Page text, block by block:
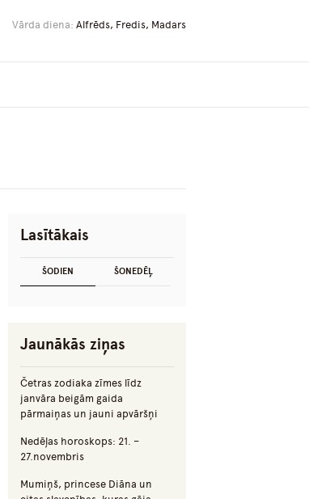
Vārda diena: Alfrēds, Fredis, Madars
Lasītākais
ŠODIEN ŠONEDĒĻ
Jaunākās ziņas
Četras zodiaka zīmes līdz
janvāra beigām gaida
pārmaiņas un jauni apvāršņi
Nedēļas horoskops: 21. –
27.novembris
Mumiņš, princese Diāna un